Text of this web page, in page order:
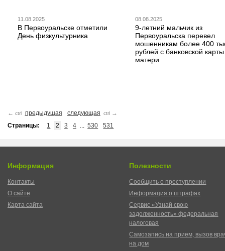
11.08.2025
В Первоуральске отметили
День физкультурника
08.08.2025
9-летний мальчик из
Первоуральска перевел
мошенникам более 400
рублей с банковской карты
матери
← ctrl предыдущая следующая ctrl →
Страницы:
1 2 3 4 ... 530 531
Информация
Контакты
О сайте
Карта сайта
Полезности
Сообщить о преступлении
Информация о штрафах
Сервис «Узнай свою
задолженность» федеральная
налоговая
Самозапись на прием, вызов
на дом